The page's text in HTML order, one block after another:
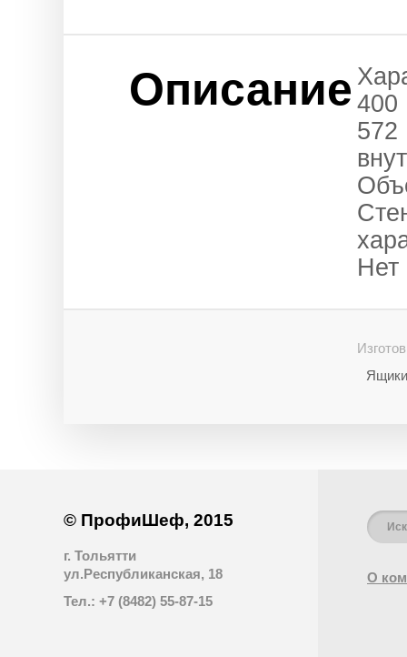
Описание 400
572
Нет
© ПрофиШеф, 2015
г. Тольятти
ул.Республиканская, 18
Тел.: +7 (8482) 55-87-15
О